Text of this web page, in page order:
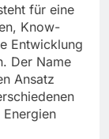
für eine
Know-
Entwicklung
Der Name
Ansatz